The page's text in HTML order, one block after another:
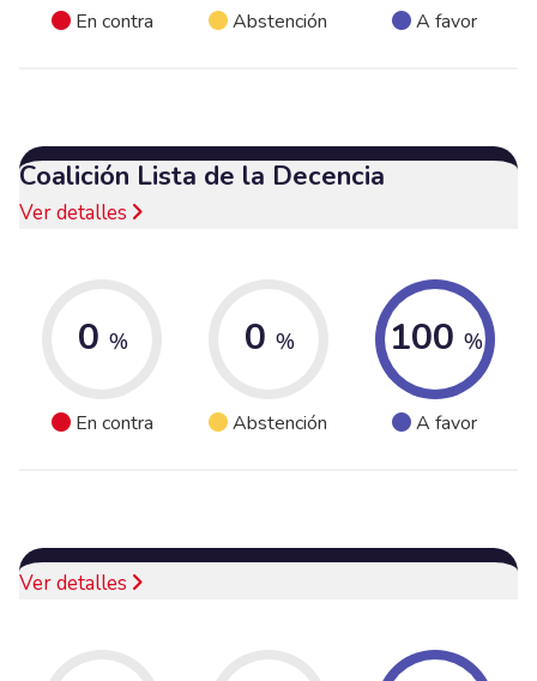
En contra Abstención A favor
Coalición Lista de la Decencia
Ver detalles
0 %
En contra
0 %
Abstención
100 %
A favor
Ver detalles